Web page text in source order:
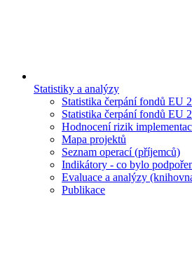
Statistiky a analýzy
Statistika čerpání fondů EU
Statistika čerpání fondů EU
Hodnocení rizik
Mapa projektů
Seznam operací (příjemců)
Indikátory - co bylo
Evaluace a analýzy
Publikace